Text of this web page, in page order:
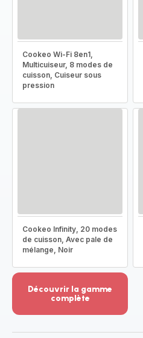
Cookeo Wi-Fi 8en1,
Multicuiseur, 8 modes de
cuisson, Cuiseur sous
pression
Cookeo Infinity, 20 modes
de cuisson, Avec pale de
mélange, Noir
Découvrir la gamme
complète
-